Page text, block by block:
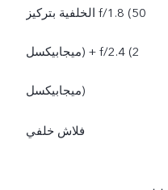
الخلفية بتركيز f/1.8 (50
ميجابيكسل) + f/2.4 (2
ميجابيكسل)
فلاش خلفي